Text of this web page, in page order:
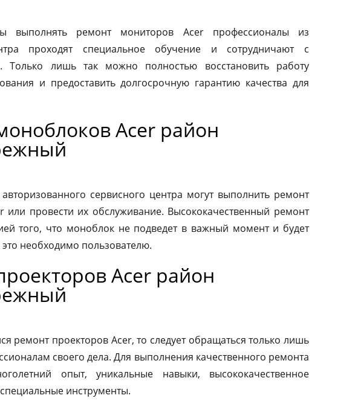
выполнять ремонт мониторов Acer профессионалы из
проходят специальное обучение и сотрудничают с
Только лишь так можно полностью восстановить работу
и предоставить долгосрочную гарантию качества для
Acer район
сервисного центра могут выполнить ремонт
или провести их обслуживание. Высококачественный ремонт
того, что моноблок не подведет в важный момент и будет
это необходимо пользователю.
Acer район
ремонт проекторов Acer, то следует обращаться только лишь
своего дела. Для выполнения качественного ремонта
опыт, уникальные навыки, высококачественное
инструменты.